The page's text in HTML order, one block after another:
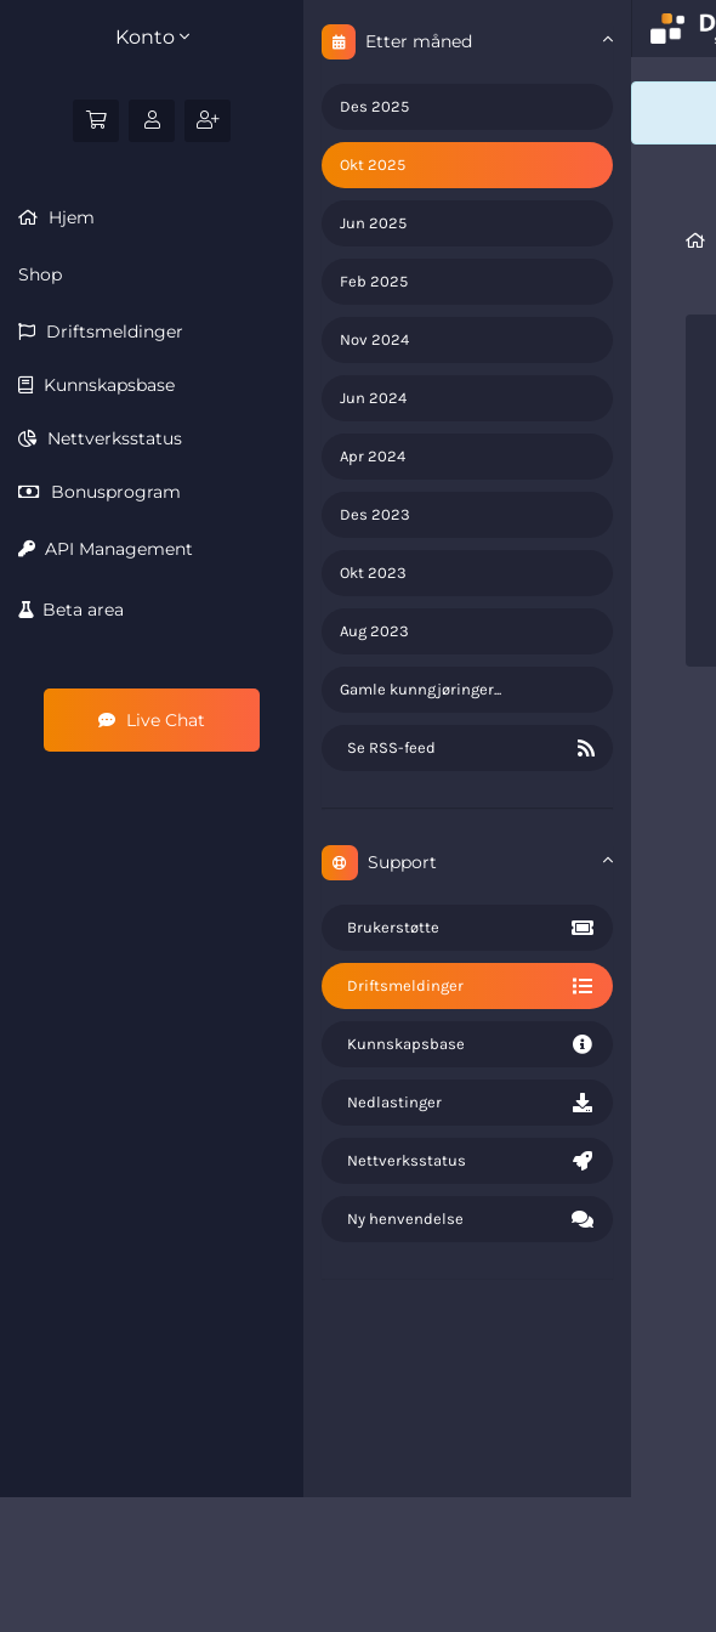
Konto
Hjem
Shop
Driftsmeldinger
Kunnskapsbase
Nettverksstatus
Bonusprogram
API Management
Beta area
Live Chat
Etter måned
Des 2025
Okt 2025
Jun 2025
Feb 2025
Nov 2024
Jun 2024
Apr 2024
Des 2023
Okt 2023
Aug 2023
Gamle kunngjøringer...
Se RSS-feed
Support
Brukerstøtte
Driftsmeldinger
Kunnskapsbase
Nedlastinger
Nettverksstatus
Ny henvendelse